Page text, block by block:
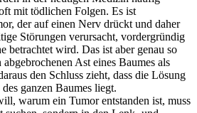
mit tödlichen Folgen. Es ist
der auf einen Nerv drückt und daher
Störungen verursacht, vordergründig
betrachtet wird. Das ist aber genau so
Ast eines Baumes als
den Schluss zieht, dass die Lösung
ganzen Baumes liegt.
warum ein Tumor entstanden ist, muss